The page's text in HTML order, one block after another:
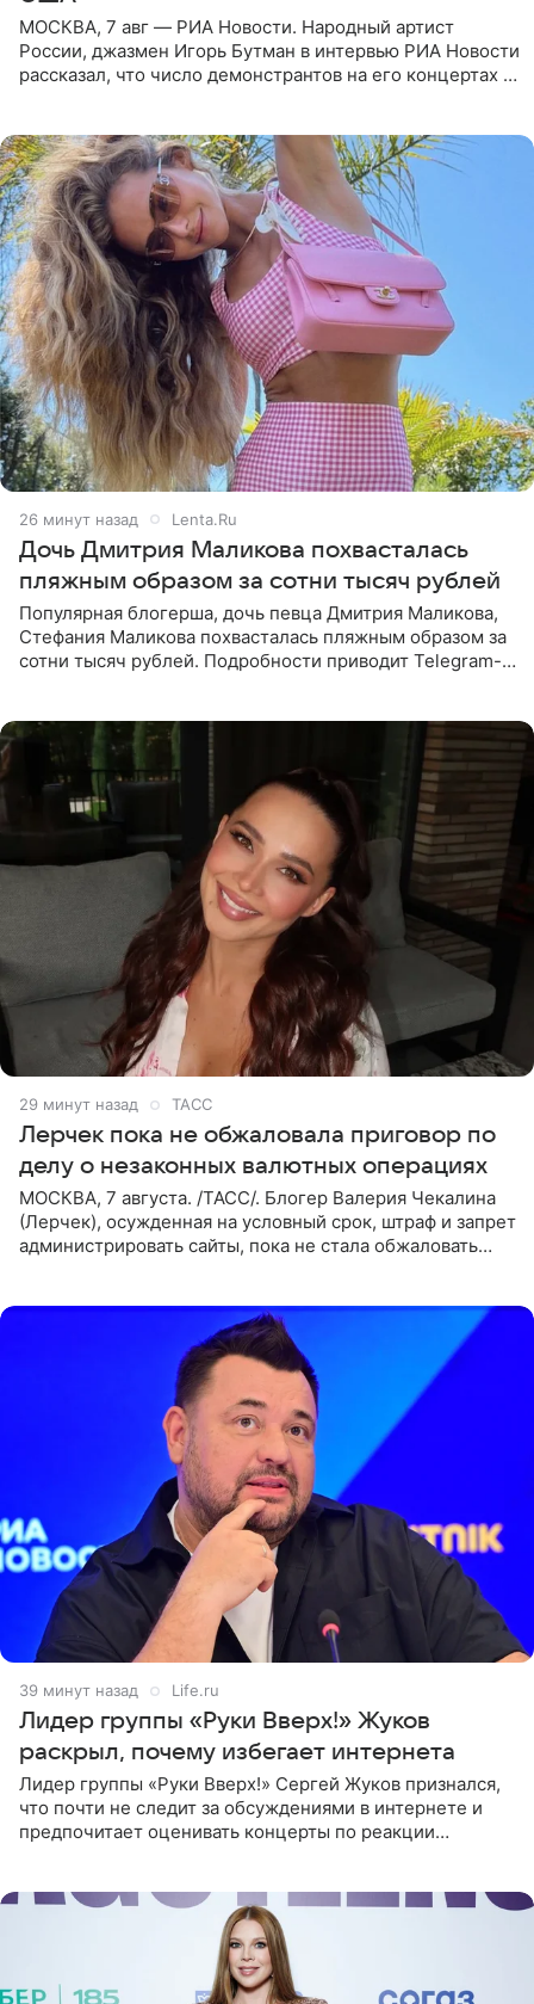
МОСКВА, 7 авг — РИА Новости. Народный артист
России, джазмен Игорь Бутман в интервью РИА Новости
рассказал, что число демонстрантов на его концертах в
26 минут назад Lenta.Ru
Дочь Дмитрия Маликова похвасталась
пляжным образом за сотни тысяч рублей
Популярная блогерша, дочь певца Дмитрия Маликова,
Стефания Маликова похвасталась пляжным образом за
сотни тысяч рублей. Подробности приводит Telegram-
29 минут назад ТАСС
Лерчек пока не обжаловала приговор по
делу о незаконных валютных операциях
МОСКВА, 7 августа. /ТАСС/. Блогер Валерия Чекалина
(Лерчек), осужденная на условный срок, штраф и запрет
администрировать сайты, пока не стала обжаловать
39 минут назад Life.ru
Лидер группы «Руки Вверх!» Жуков
раскрыл, почему избегает интернета
Лидер группы «Руки Вверх!» Сергей Жуков признался,
что почти не следит за обсуждениями в интернете и
предпочитает оценивать концерты по реакции